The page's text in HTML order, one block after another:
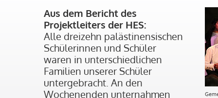
Aus dem Bericht des
Projektleiters der HES:
Alle dreizehn palästinensischen
Schülerinnen und Schüler
waren in unterschiedlichen
Familien unserer Schüler
untergebracht. An den
Wochenenden unternahmen